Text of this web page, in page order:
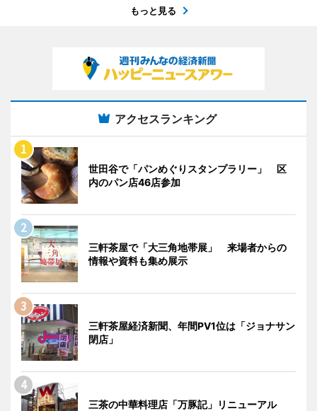
もっと見る
アクセスランキング
世田谷で「パンめぐりスタンプラリー」 区
内のパン店46店参加
三軒茶屋で「大三角地帯展」 来場者からの
情報や資料も集め展示
三軒茶屋経済新聞、年間PV1位は「ジョナサン
閉店」
三茶の中華料理店「万豚記」リニューアル